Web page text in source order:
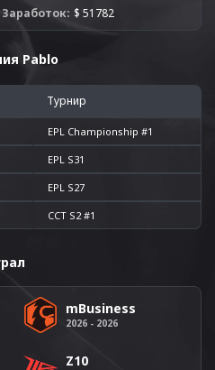
Заработок: $ 51782
Pablo
Турнир
EPL Championship #1
EPL S31
EPL S27
CCT S2 #1
mBusiness
2026 - 2026
Z10